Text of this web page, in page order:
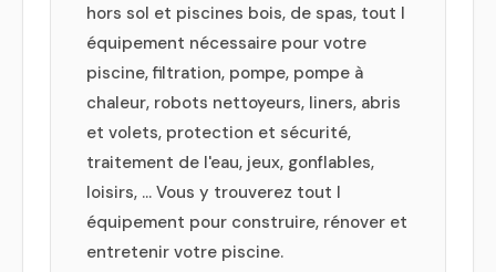
hors sol et piscines bois, de spas, tout l
équipement nécessaire pour votre
piscine, filtration, pompe, pompe à
chaleur, robots nettoyeurs, liners, abris
et volets, protection et sécurité,
traitement de l'eau, jeux, gonflables,
loisirs, … Vous y trouverez tout l
équipement pour construire, rénover et
entretenir votre piscine.